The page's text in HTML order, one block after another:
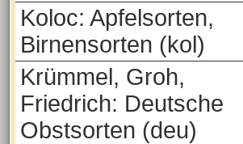
Koloc: Apfelsorten,
Birnensorten (kol)
Krümmel, Groh,
Friedrich: Deutsche
Obstsorten (deu)